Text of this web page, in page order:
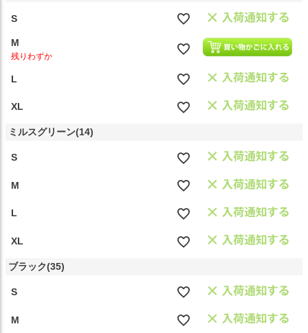
S
M
残りわずか
L
XL
ミルスグリーン(14)
S
M
L
XL
ブラック(35)
S
M